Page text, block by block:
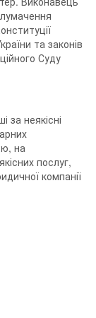
та законів
Суду
за неякісні
на
послуг,
компанії